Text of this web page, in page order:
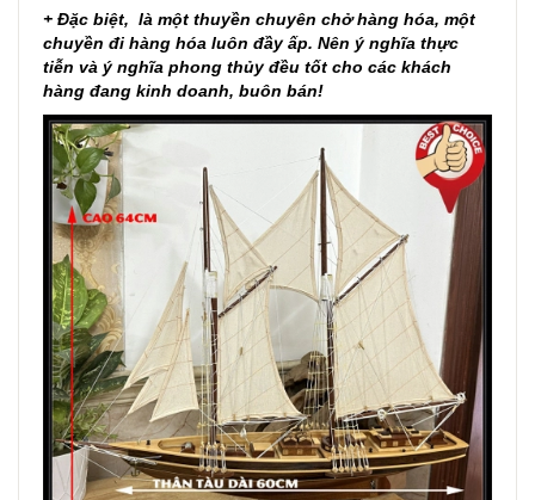
+ Đặc biệt, là một thuyền chuyên chở hàng hóa, một
chuyền đi hàng hóa luôn đầy ấp. Nên ý nghĩa thực
tiễn và ý nghĩa phong thủy đều tốt cho các khách
hàng đang kinh doanh, buôn bán!